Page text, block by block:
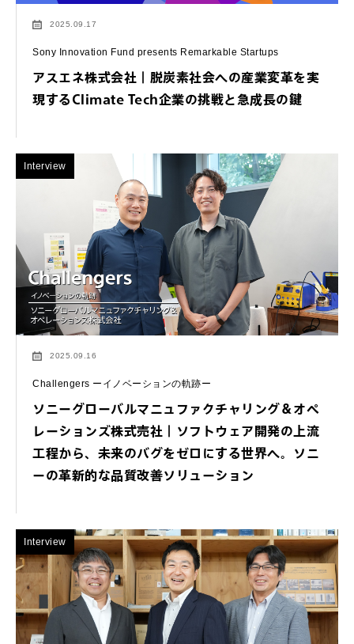
2025.09.17
Sony Innovation Fund presents Remarkable Startups
アスエネ株式会社｜脱炭素社会への産業変革を実
現するClimate Tech企業の挑戦と急成長の鍵
Interview
2025.09.16
Challengers ーイノベーションの軌跡ー
ソニーグローバルマニュファクチャリング＆オペ
レーションズ株式売社｜ソフトウェア開発の上流
工程から、未来のバグをゼロにする世界へ。ソニ
ーの革新的な品質改善ソリューション
Interview